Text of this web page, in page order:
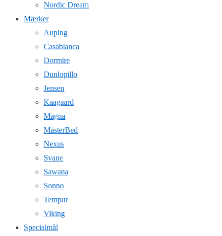
Nordic Dream
Mærker
Auping
Casablanca
Dormire
Dunlopillo
Jensen
Kaagaard
Magna
MasterBed
Nexus
Svane
Sawana
Sonno
Tempur
Viking
Specialmål